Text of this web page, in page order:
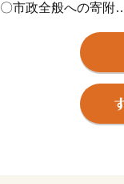
〇市政全般への寄附
寄附件数 32万
寄附総額 43億
いただいた寄附金は
重点事業などに活用